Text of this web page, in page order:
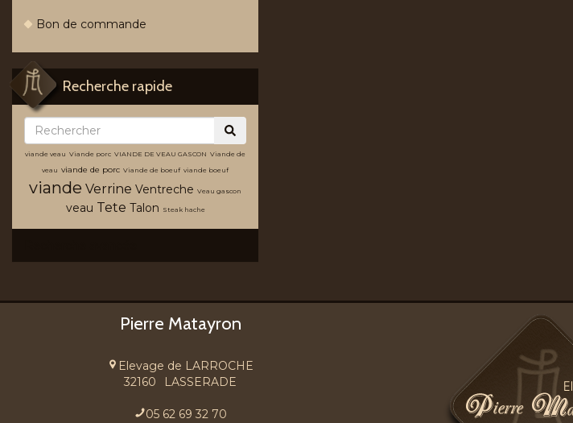
Bon de commande
Recherche rapide
viande veau Viande porc VIANDE DE VEAU GASCON Viande de
veau viande de porc Viande de boeuf viande boeuf
viande Verrine Ventreche Veau gascon
veau Tete Talon Steak hache
Pierre Matayron
Elevage de LARROCHE
32160
LASSERADE
05 62 69 32 70